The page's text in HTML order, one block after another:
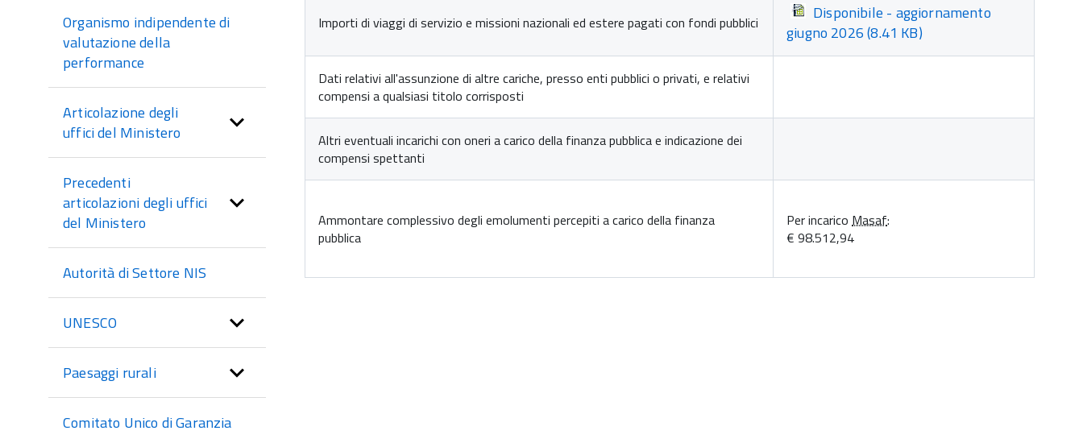
Organismo indipendente di
valutazione della
performance
Articolazione degli
uffici del Ministero
Precedenti
articolazioni degli uffici
del Ministero
Autorità di Settore NIS
UNESCO
Paesaggi rurali
Comitato Unico di Garanzia
Importi di viaggi di servizio e missioni nazionali ed estere pagati con fondi pubblici
Disponibile - aggiornamento
giugno 2026(8.41 KB)
Dati relativi all'assunzione di altre cariche, presso enti pubblici o privati, e relativi
compensi a qualsiasi titolo corrisposti
Altri eventuali incarichi con oneri a carico della finanza pubblica e indicazione dei
compensi spettanti
Ammontare complessivo degli emolumenti percepiti a carico della finanza
pubblica
Per incarico Masaf:
€ 98.512,94